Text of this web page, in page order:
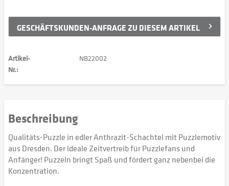
GESCHÄFTSKUNDEN-ANFRAGE ZU DIESEM ARTIKEL
Artikel-
Nr.:
NB22002
Beschreibung
Qualitäts-Puzzle in edler Anthrazit-Schachtel mit Puzzlemotiv
aus Dresden. Der ideale Zeitvertreib für Puzzlefans und
Anfänger! Puzzeln bringt Spaß und fördert ganz nebenbei die
Konzentration.